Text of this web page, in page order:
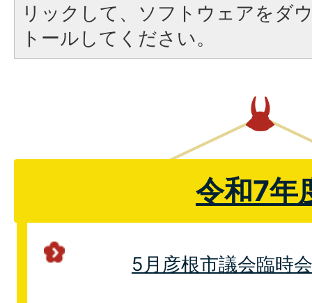
リックして、ソフトウェアをダ
トールしてください。
令和7年
5月彦根市議会臨時